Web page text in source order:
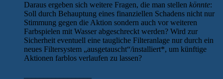
Daraus ergeben sich weitere Fragen, die man stellen könnte:
Soll durch Behauptung eines finanziellen Schadens nicht nur
Stimmung gegen die Aktion sondern auch vor weiteren
Farbspielen mit Wasser abgeschreckt werden? Wird zur
Sicherheit eventuell eine taugliche Filteranlage nur durch ein
neues Filtersystem „ausgetauscht“/installiert*, um künftige
Aktionen farblos verlaufen zu lassen?